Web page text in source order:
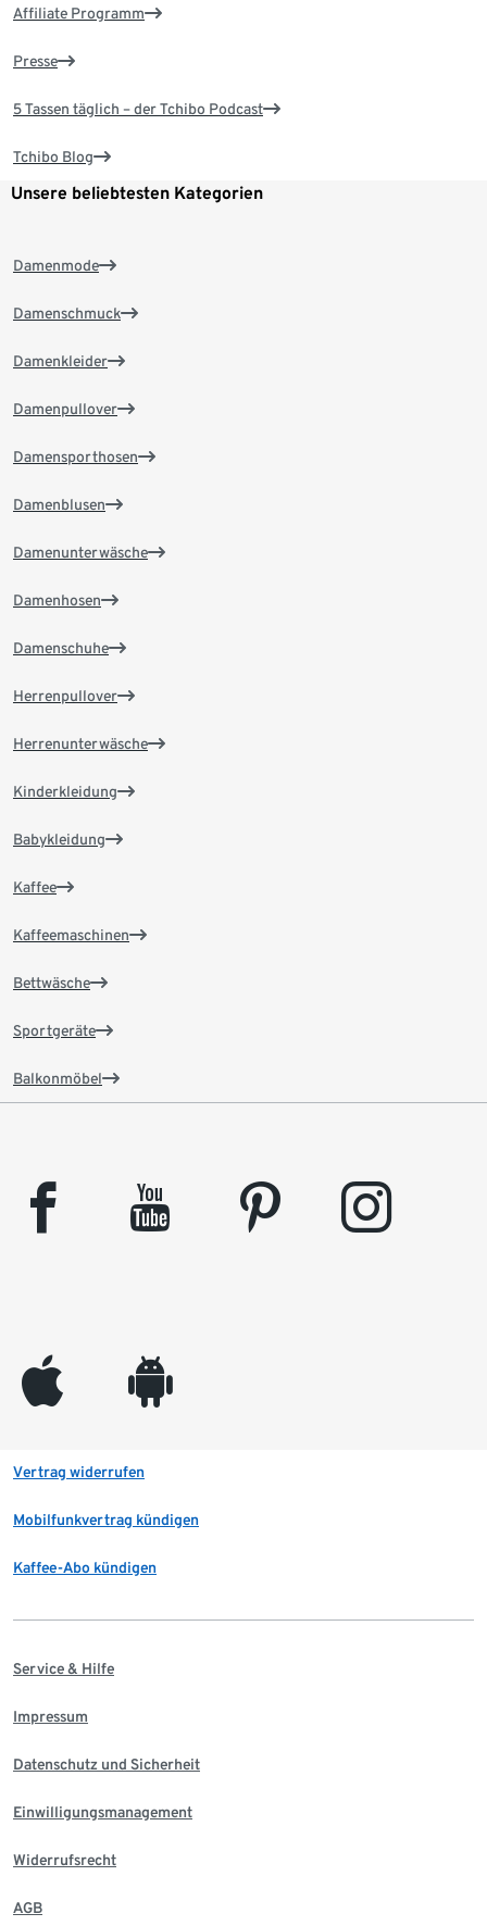
Affiliate Programm
Presse
5 Tassen täglich – der Tchibo Podcast
Tchibo Blog
Unsere beliebtesten Kategorien
Damenmode
Damenschmuck
Damenkleider
Damenpullover
Damensporthosen
Damenblusen
Damenunterwäsche
Damenhosen
Damenschuhe
Herrenpullover
Herrenunterwäsche
Kinderkleidung
Babykleidung
Kaffee
Kaffeemaschinen
Bettwäsche
Sportgeräte
Balkonmöbel
facebook youtube pinterest instagram
appleinc android
Vertrag widerrufen
Mobilfunkvertrag kündigen
Kaffee-Abo kündigen
Service & Hilfe
Impressum
Datenschutz und Sicherheit
Einwilligungsmanagement
Widerrufsrecht
AGB